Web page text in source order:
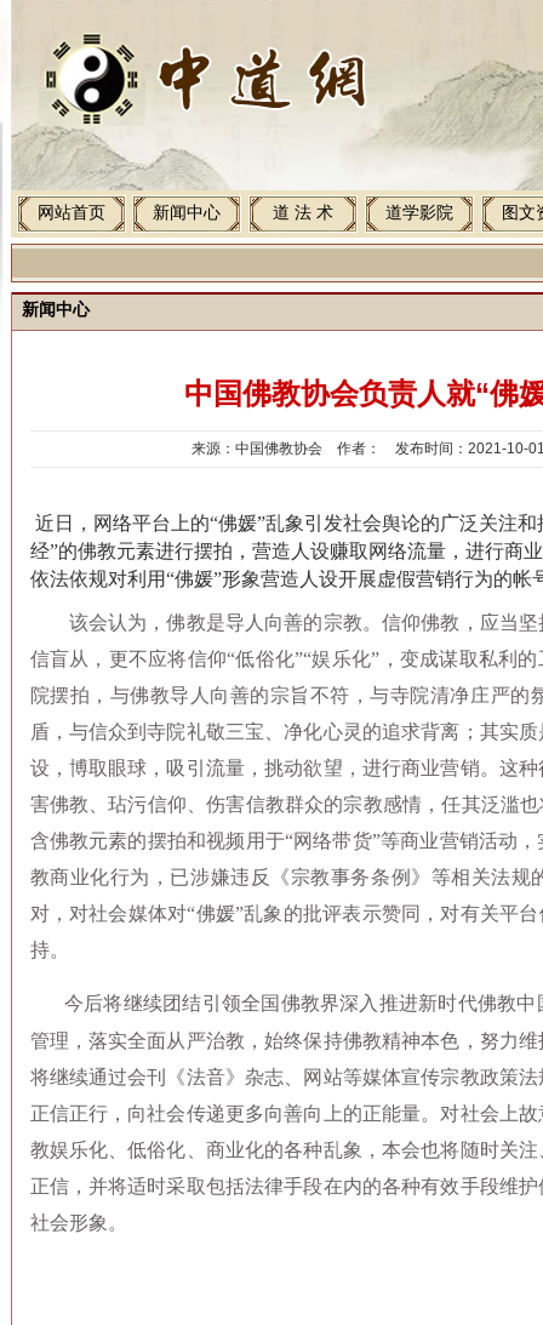
网站首页 新闻中心 道 法 术 道学影院 图文
新闻中心
中国佛教协会负责人就“佛
来源：中国佛教协会 作者： 发布时间：2021-10-
近日，网络平台上的“佛媛”乱象引发社会舆论的广泛关注和
经”的佛教元素进行摆拍，营造人设赚取网络流量，进行商
依法依规对利用“佛媛”形象营造人设开展虚假营销行为的帐
该会认为，佛教是导人向善的宗教。信仰佛教，应当
信盲从，更不应将信仰“低俗化”“娱乐化”，变成谋取私利
院摆拍，与佛教导人向善的宗旨不符，与寺院清净庄严
盾，与信众到寺院礼敬三宝、净化心灵的追求背离；其实
设，博取眼球，吸引流量，挑动欲望，进行商业营销。这
害佛教、玷污信仰、伤害信教群众的宗教感情，任其泛滥
含佛教元素的摆拍和视频用于“网络带货”等商业营销活动
教商业化行为，已涉嫌违反《宗教事务条例》等相关法规
对，对社会媒体对“佛媛”乱象的批评表示赞同，对有关平
持。
今后将继续团结引领全国佛教界深入推进新时代佛教
管理，落实全面从严治教，始终保持佛教精神本色，努力
将继续通过会刊《法音》杂志、网站等媒体宣传宗教政策
正信正行，向社会传递更多向善向上的正能量。对社会上
教娱乐化、低俗化、商业化的各种乱象，本会也将随时关
正信，并将适时采取包括法律手段在内的各种有效手段维
社会形象。